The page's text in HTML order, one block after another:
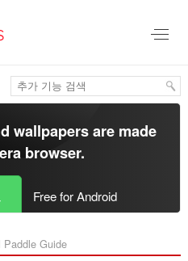
wallpapers are made
browser.
Free for Android
Paddle Guide‎